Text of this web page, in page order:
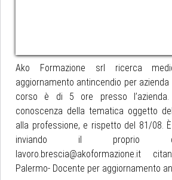
Ako Formazione srl ricerca
aggiornamento antincendio per
corso è di 5 ore presso
conoscenza della tematica oggetto
alla professione, e rispetto del 81/08.
inviando il proprio cv
lavoro.brescia@akoformazione.it
Palermo- Docente per aggiornamento